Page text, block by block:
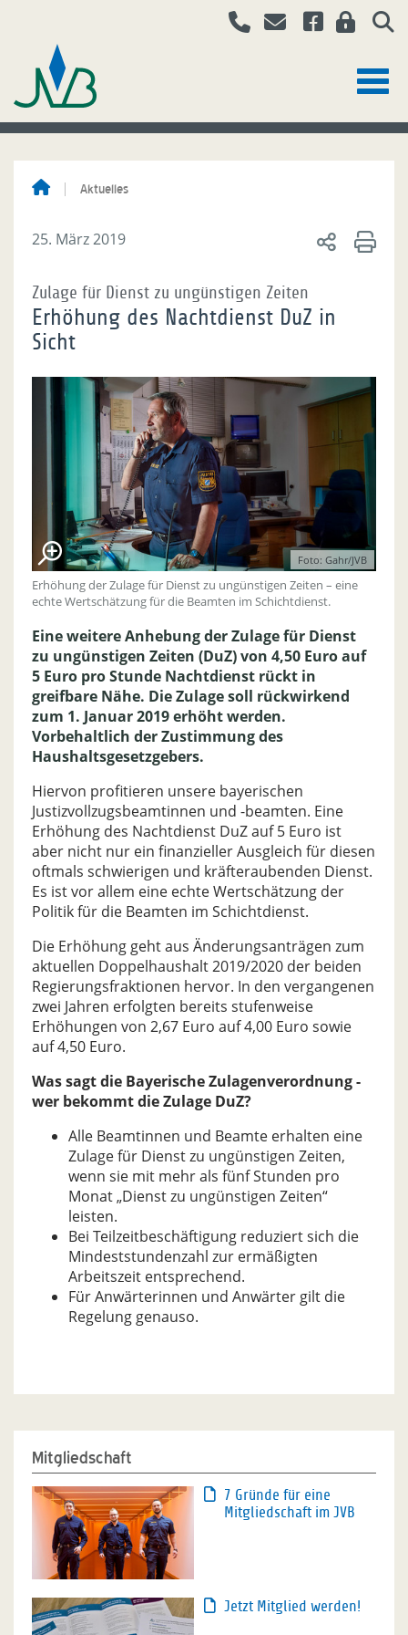
Aktuelles
25. März 2019
Zulage für Dienst zu ungünstigen Zeiten
Erhöhung des Nachtdienst DuZ in
Sicht
Foto: Gahr/JVB
Erhöhung der Zulage für Dienst zu ungünstigen Zeiten – eine
echte Wertschätzung für die Beamten im Schichtdienst.
Eine weitere Anhebung der Zulage für Dienst
zu ungünstigen Zeiten (DuZ) von 4,50 Euro auf
5 Euro pro Stunde Nachtdienst rückt in
greifbare Nähe. Die Zulage soll rückwirkend
zum 1. Januar 2019 erhöht werden.
Vorbehaltlich der Zustimmung des
Haushaltsgesetzgebers.
Hiervon profitieren unsere bayerischen
Justizvollzugsbeamtinnen und -beamten. Eine
Erhöhung des Nachtdienst DuZ auf 5 Euro ist
aber nicht nur ein finanzieller Ausgleich für diesen
oftmals schwierigen und kräfteraubenden Dienst.
Es ist vor allem eine echte Wertschätzung der
Politik für die Beamten im Schichtdienst.
Die Erhöhung geht aus Änderungsanträgen zum
aktuellen Doppelhaushalt 2019/2020 der beiden
Regierungsfraktionen hervor. In den vergangenen
zwei Jahren erfolgten bereits stufenweise
Erhöhungen von 2,67 Euro auf 4,00 Euro sowie
auf 4,50 Euro.
Was sagt die Bayerische Zulagenverordnung -
wer bekommt die Zulage DuZ?
Alle Beamtinnen und Beamte erhalten eine
Zulage für Dienst zu ungünstigen Zeiten,
wenn sie mit mehr als fünf Stunden pro
Monat „Dienst zu ungünstigen Zeiten“
leisten.
Bei Teilzeitbeschäftigung reduziert sich die
Mindeststundenzahl zur ermäßigten
Arbeitszeit entsprechend.
Für Anwärterinnen und Anwärter gilt die
Regelung genauso.
Mitgliedschaft
7 Gründe für eine
Mitgliedschaft im JVB
Jetzt Mitglied werden!